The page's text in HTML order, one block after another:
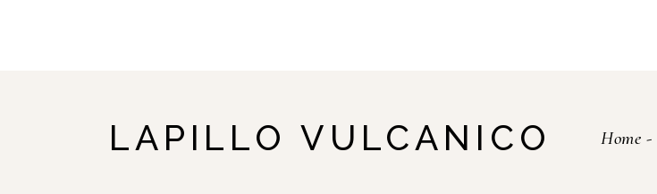
LAPILLO VULCANICO Home -